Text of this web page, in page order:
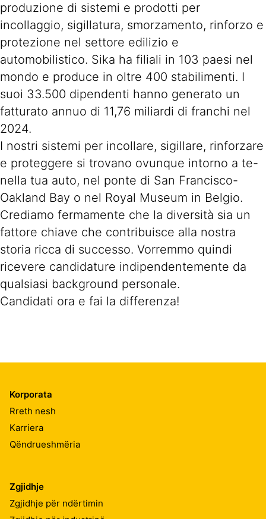
produzione di sistemi e prodotti per
incollaggio, sigillatura, smorzamento, rinforzo e
protezione nel settore edilizio e
automobilistico. Sika ha filiali in 103 paesi nel
mondo e produce in oltre 400 stabilimenti. I
suoi 33.500 dipendenti hanno generato un
fatturato annuo di 11,76 miliardi di franchi nel
2024.
I nostri sistemi per incollare, sigillare, rinforzare
e proteggere si trovano ovunque intorno a te-
nella tua auto, nel ponte di San Francisco-
Oakland Bay o nel Royal Museum in Belgio.
Crediamo fermamente che la diversità sia un
fattore chiave che contribuisce alla nostra
storia ricca di successo. Vorremmo quindi
ricevere candidature indipendentemente da
qualsiasi background personale.
Candidati ora e fai la differenza!
Korporata
Rreth nesh
Karriera
Qëndrueshmëria
Zgjidhje
Zgjidhje për ndërtimin